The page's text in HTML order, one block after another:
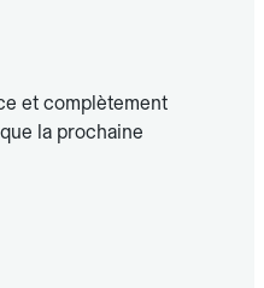
et complètement
la prochaine